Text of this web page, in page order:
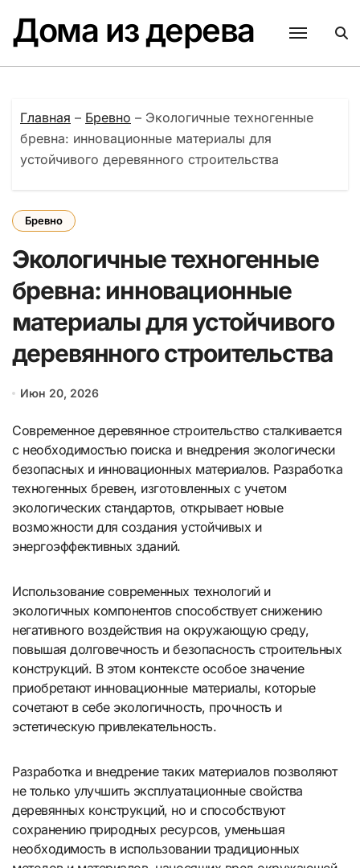
содержанию
Дома из дерева
Главная – Бревно – Экологичные техногенные
бревна: инновационные материалы для
устойчивого деревянного строительства
Бревно
Экологичные техногенные
бревна: инновационные
материалы для устойчивого
деревянного строительства
Июн 20, 2026
Современное деревянное строительство сталкивается
с необходимостью поиска и внедрения экологически
безопасных и инновационных материалов. Разработка
техногенных бревен, изготовленных с учетом
экологических стандартов, открывает новые
возможности для создания устойчивых и
энергоэффективных зданий.
Использование современных технологий и
экологичных компонентов способствует снижению
негативного воздействия на окружающую среду,
повышая долговечность и безопасность строительных
конструкций. В этом контексте особое значение
приобретают инновационные материалы, которые
сочетают в себе экологичность, прочность и
эстетическую привлекательность.
Разработка и внедрение таких материалов позволяют
не только улучшить эксплуатационные свойства
деревянных конструкций, но и способствуют
сохранению природных ресурсов, уменьшая
необходимость в использовании традиционных